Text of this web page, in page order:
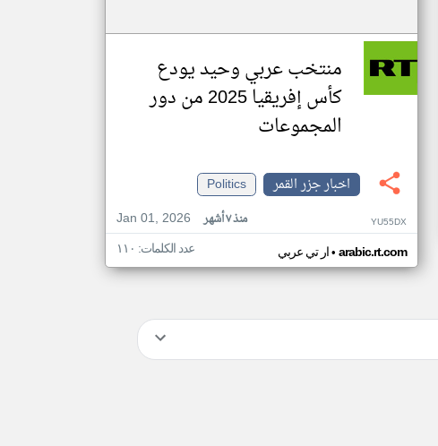
منتخب عربي وحيد يودع
كأس إفريقيا 2025 من دور
المجموعات
اخبار جزر القمر
Politics
Jan 01, 2026
منذ ٧ أشهر YU55DX
ار تي عربي• arabic.rt.com عدد الكلمات: ١١٠